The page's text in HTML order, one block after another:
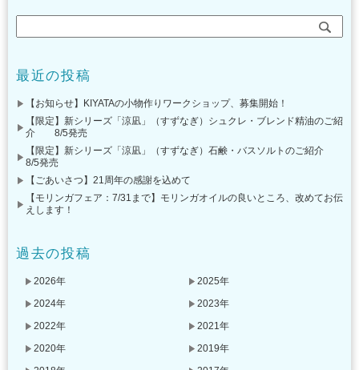
最近の投稿
【お知らせ】KIYATAの小物作りワークショップ、募集開始！
【限定】新シリーズ「涼凪」（すずなぎ）シュクレ・ブレンド精油のご紹
介 8/5発売
【限定】新シリーズ「涼凪」（すずなぎ）石鹸・バスソルトのご紹介
8/5発売
【ごあいさつ】21周年の感謝を込めて
【モリンガフェア：7/31まで】モリンガオイルの良いところ、改めてお伝
えします！
過去の投稿
2026年
2025年
2024年
2023年
2022年
2021年
2020年
2019年